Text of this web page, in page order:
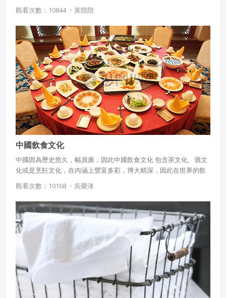
國民湯品:酸子湯(Sinigang)，用醋蒜醬油等悶煮至軟嫩的酸味雞肉
(Adobo) ￭ 融合西班牙調味方式與塔加洛人烹調概念的Bistek
Tagalog，是將豬肉煎過再以辛香料燒煮入味 ￭ 結合三種食材製作而
成的料理 Kadyos Baboy Langka (木豆 豬肉 波羅蜜) ￭ 春捲
(Lumpia)、以醬油為核心的滷豬腳、 西班牙的馬鈴薯烘蛋改造成
Torta，多了海鮮 ￭ 國民甜點:Halo-halo， 芒果香蕉等全部水果 及
剉冰後淋上煉乳
括居住建築色彩、商業建築色彩、辦公建築色彩、娛樂建築色彩、
教育建築色彩等，這些不同功能的建築，其色彩的選擇也不同。
觀看次數：10844 ・ 黃陪陪
中國飲食文化
中國因為歷史悠久，幅員廣，因此中國飲食文化 包含茶文化、酒文
化或是烹飪文化，在內涵上豐富多彩，博大精深，因此在世界的飲
食文化中佔有舉足輕重地位
觀看次數：10168 ・ 吳榮浲
想起密碼了嗎？點擊
公司得於該著作權存續期間內無償使用，包括再授權之權
利。
本條約定不因本合約終止而失效。
五、聲明保證
會員聲明並保證會員於使用本系統時創作、上傳或張貼的著
作物，會員享有所有權或經合法授權。
如會員違反前項約定致吉寶系統公司遭追訴、請求或求償
者，吉寶系統公司應立即通知會員，必要時本系統得移除爭
議內容。會員應協助相關程序並負擔吉寶系統公司因此所生
支出（包括律師費用）、損害及損失。
六、終止
會員違反本合約或本系統任一規定者，吉寶系統公司得終止
本合約終止後，會員不得對吉寶系統公司主張任何費用、補
償或賠償。
七、合意管轄
雙方合意專以臺灣臺北地方法院為第一審管轄法
院。